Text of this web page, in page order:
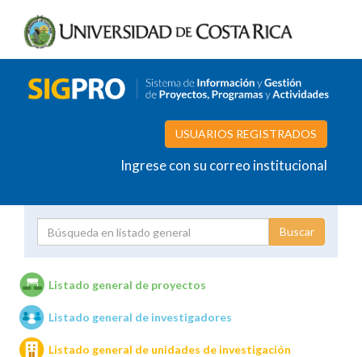
USUARIOS REGISTRADOS
Ingrese con su correo institucional
Unidades de investigación
Listado general de proyectos
Listado general de investigadores
Listado general de unidades de investigación